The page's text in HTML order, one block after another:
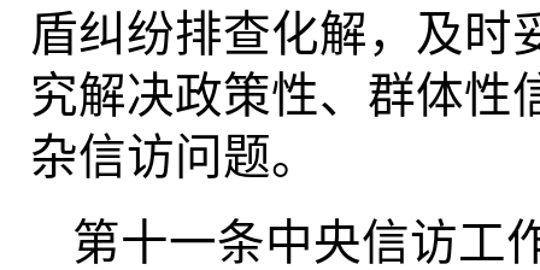
盾纠纷排查化解，及时
究解决政策性、群体性
杂信访问题。
第十一条中央信访工